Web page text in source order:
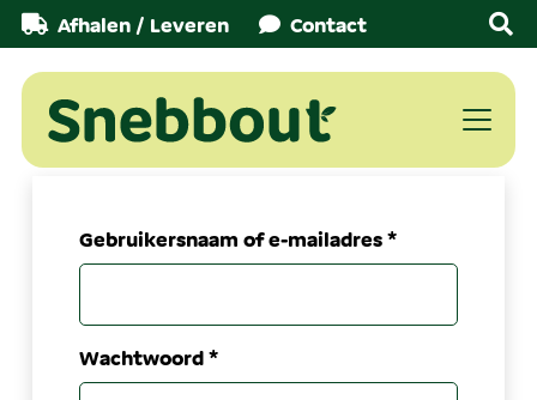
Afhalen / Leveren Contact
Gebruikersnaam of e-mailadres*Vereist
Wachtwoord*Vereist